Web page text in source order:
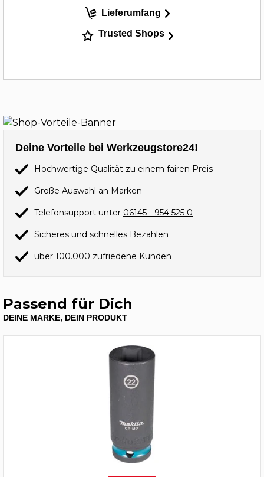
Lieferumfang
Trusted Shops
Deine Vorteile bei Werkzeugstore24!
Hochwertige Qualität zu einem fairen Preis
Große Auswahl an Marken
Telefonsupport unter 06145 - 954 525 0
Sicheres und schnelles Bezahlen
über 100.000 zufriedene Kunden
Passend für Dich
DEINE MARKE, DEIN PRODUKT